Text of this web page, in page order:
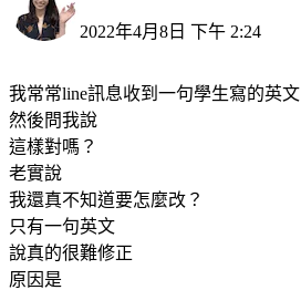
2022年4月8日 下午 2:24
我常常line訊息收到一句學生寫的英文
然後問我說
這樣對嗎？
老實說
我還真不知道要怎麼改？
只有一句英文
說真的很難修正
原因是